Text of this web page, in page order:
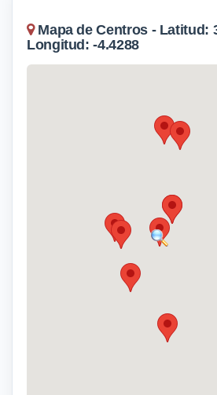
Mapa de Centros - Latitud:
Longitud: -4.4288